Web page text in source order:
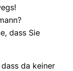
dass Sie
da keiner